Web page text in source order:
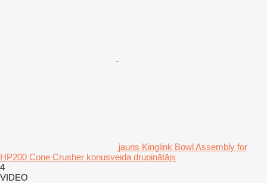
jauns Kinglink Bowl Assembly for
HP200 Cone Crusher konusveida drupinātājs
4
VIDEO